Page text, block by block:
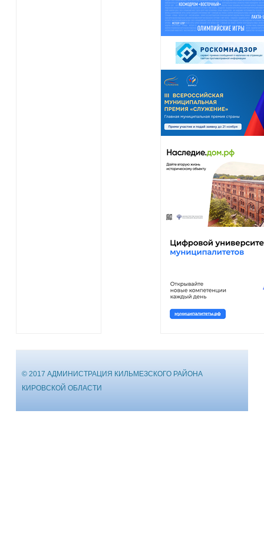
© 2017 АДМИНИСТРАЦИЯ КИЛЬМЕЗСКОГО РАЙОНА
КИРОВСКОЙ ОБЛАСТИ